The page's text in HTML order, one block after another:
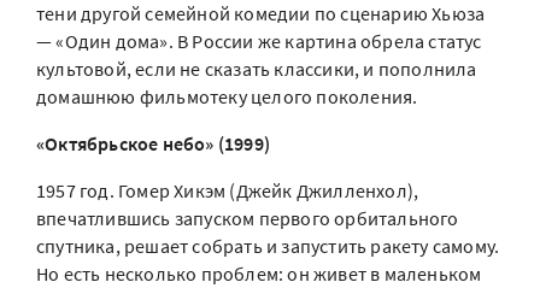
тени другой семейной комедии по сценарию Хьюза
— «Один дома». В России же картина обрела статус
культовой, если не сказать классики, и пополнила
домашнюю фильмотеку целого поколения.
«Октябрьское небо» (1999)
1957 год. Гомер Хикэм (Джейк Джилленхол),
впечатлившись запуском первого орбитального
спутника, решает собрать и запустить ракету самому.
Но есть несколько проблем: он живет в маленьком